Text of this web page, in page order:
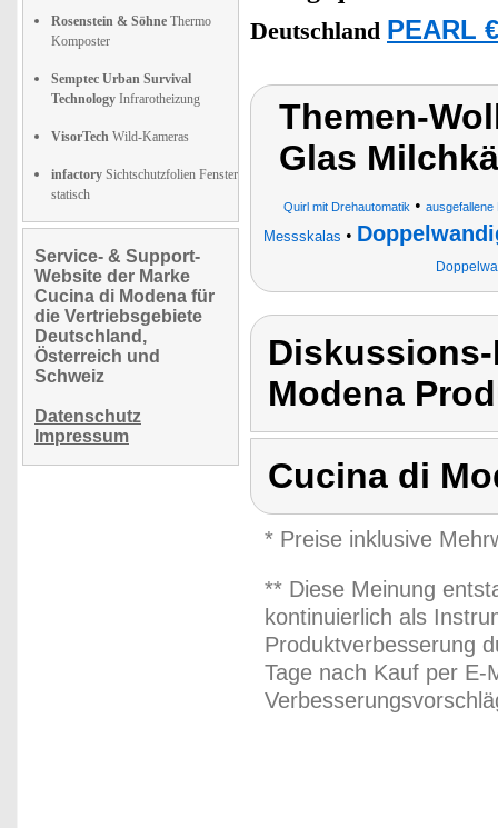
Rosenstein & Söhne Thermo
Komposter
Semptec Urban Survival
Technology Infrarotheizung
VisorTech Wild-Kameras
infactory Sichtschutzfolien Fenster
statisch
Service- & Support-
Website der Marke
Cucina di Modena für
die Vertriebsgebiete
Deutschland,
Österreich und
Schweiz
Datenschutz
Impressum
Deutschland PEARL
Themen-
Glas
Quirl mit Drehautomatik • ausgefallene
Messskalas •
Modena
Cucina di
* Preise inklusive
** Diese Meinung
kontinuierlich als
Produktverbesserung
Tage nach Kauf per E-